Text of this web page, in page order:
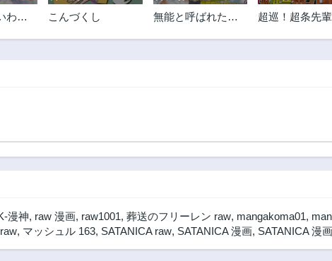
われ
付け
こんづくし
無能と呼ばれた
界では伝説的ヒー
超巡！超条先輩
漫神, raw 漫画, raw1001, 葬送のフリーレン raw, mangakoma01,
, マッシュル 163, SATANICA raw, SATANICA 漫画, SATANICA 漫